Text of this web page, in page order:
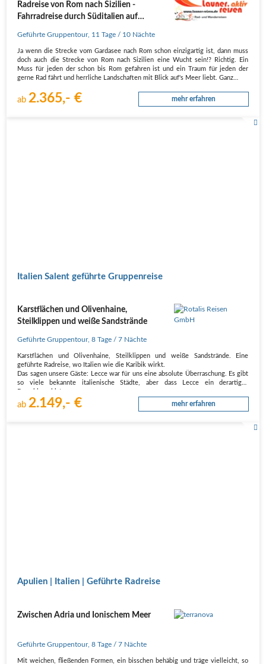
Radreise von Rom nach Sizilien -
Fahrradreise durch Süditalien auf
Geführte Gruppentour, 11 Tage / 10 Nächte
Ja wenn die Strecke vom Gardasee nach Rom schon einzigartig ist, dann muss
doch auch die Strecke von Rom nach Sizilien eine Wucht sein!? Richtig. Ein
Muss für jeden der schon bis Rom gefahren ist und ein Traum für jeden der
gerne Rad fährt und herrliche Landschaften mit Blick auf's Meer liebt. Ganz…
ab 2.365,- € mehr erfahren
Italien Salent geführte Gruppenreise
Karstflächen und Olivenhaine,
Steilklippen und weiße Sandstrände
Geführte Gruppentour,8 Tage / 7 Nächte
Karstflächen und Olivenhaine, Steilklippen und weiße Sandstrände. Eine
geführte Radreise, wo Italien wie die Karibik wirkt.
Das sagen unsere Gäste: Lecce war für uns eine absolute Überraschung. Es gibt
so viele bekannte italienische Städte, aber dass Lecce ein derartiges
ab 2.149,- € mehr erfahren
Apulien | Italien | Geführte Radreise
Zwischen Adria und Ionischem Meer
Geführte Gruppentour,8 Tage / 7 Nächte
Mit weichen, fließenden Formen, ein bisschen behäbig und träge vielleicht, so